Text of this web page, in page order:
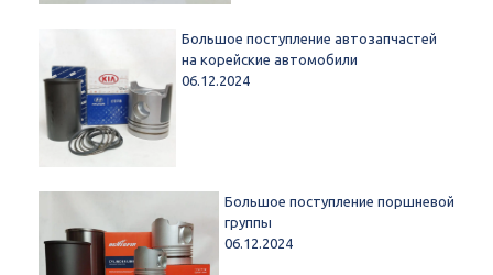
Большое поступление автозапчастей
на корейские автомобили
06.12.2024
Большое поступление поршневой
группы
06.12.2024